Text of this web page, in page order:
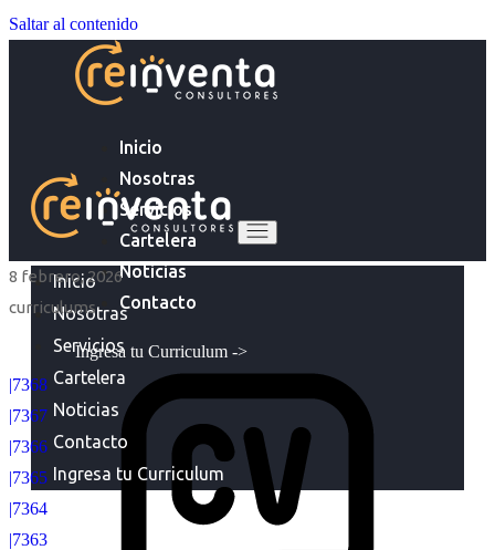
Saltar al contenido
Inicio
Nosotras
Servicios
Cartelera
Noticias
Contacto
Ingresa tu Curriculum ->
Inicio
Nosotras
Servicios
Cartelera
Noticias
Contacto
Ingresa tu Curriculum
8 febrero, 2026
curriculums
|7368
|7367
|7366
|7365
|7364
|7363